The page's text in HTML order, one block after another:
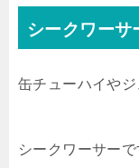
シークワーサ
缶チューハイや
シークワーサー